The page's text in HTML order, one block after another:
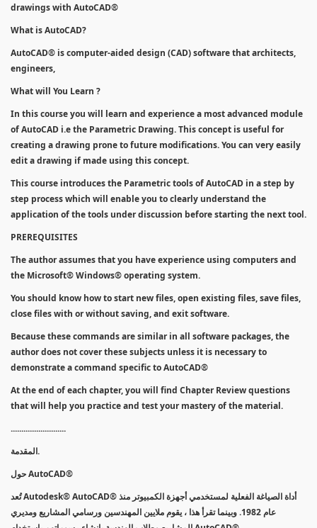
drawings with AutoCAD®
What is AutoCAD?
AutoCAD® is computer-aided design (CAD) software that architects,
engineers,
What will You Learn ?
In this course you will learn and experience a most advanced module
of AutoCAD i.e the Parametric Drawing. This concept is useful for
creating a drawing prone to future modifications. You can very easily
edit a drawing if made using this concept.
This course introduces the Parametric tools of AutoCAD in a step by
step process which will enable you to clearly understand the
application of the tools under discussion before starting the next tool.
PREREQUISITES
The author assumes that you have experience using computers and
the Microsoft® Windows® operating system.
You should know how to start new files, open existing files, save files,
close files with or without saving, and exit software.
Because these commands are similar in all software packages, the
author does not cover these subjects unless it is necessary to
demonstrate a command specific to AutoCAD®
At the end of each chapter, you will find Chapter Review questions
that will help you practice and test your mastery of the material.
..........................
المقدمة.
حول AutoCAD®
تُعد Autodesk® AutoCAD® أداة الصياغة الفعلية لمستخدمي أجهزة الكمبيوتر منذ
عام 1982. وبينما تقرأ هذا ، يقوم ملايين المهندسين ورسامي المشاريع ومديري